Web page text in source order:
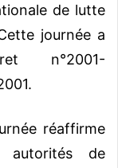
de lutte
journée a
n°2001-
réaffirme
de